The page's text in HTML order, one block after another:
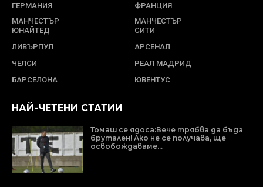
ГЕРМАНИЯ
ФРАНЦИЯ
МАНЧЕСТЪР
ЮНАЙТЕД
МАНЧЕСТЪР
СИТИ
ЛИВЪРПУЛ
АРСЕНАЛ
ЧЕЛСИ
РЕАЛ МАДРИД
БАРСЕЛОНА
ЮВЕНТУС
НАЙ-ЧЕТЕНИ СТАТИИ
Томаш се ядоса:Вече трябва да бъда
брутален! Ако не се получава, ще
освобождаваме...